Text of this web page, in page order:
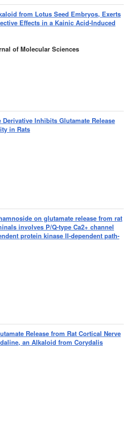
from Lotus Seed Embryos, Exerts
Effects in a Kainic Acid-Induced
of Molecular Sciences
Inhibits Glutamate Release
in Rats
on glutamate release from rat
involves P/Q-type Ca2+ channel
protein kinase II-dependent path-
Release from Rat Cortical Nerve
an Alkaloid from Corydalis